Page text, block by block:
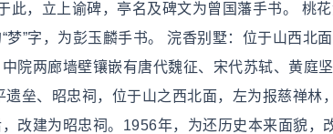
，立上谕碑，亭名及碑文为曾国藩手书。 桃花
”字，为彭玉麟手书。 浣香别墅：位于山西北面
院两廊墙壁镶嵌有唐代魏征、宋代苏轼、黄庭坚
垒、昭忠祠，位于山之西北面，左为报慈禅林
改建为昭忠祠。1956年，为还历史本来面貌，